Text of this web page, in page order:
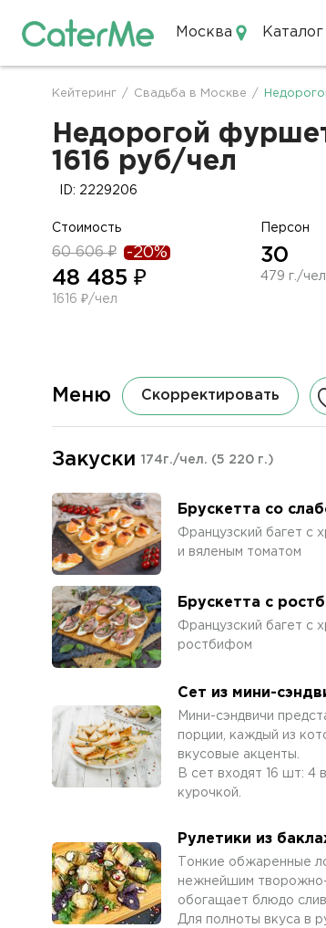
Москва Каталог
Строка
навигации
Кейтеринг / Свадьба в Москве /
Недорогой
1616 руб/чел
ID: 2229206
Стоимость
60 606 ₽ -20%
48 485 ₽
1616 ₽/чел
Персон
30
479 г./чел.
Меню Скорректировать
Закуски 174г./чел. (5 220 г.)
Брускетта со
Французский багет с
и вяленым томатом
Брускетта с
Французский багет с
ростбифом
Сет из мини-
Мини-сэндвичи
порции, каждый из
вкусовые акценты.
В сет входят 16 шт: 4
курочкой.
Рулетики из
Тонкие обжаренные
нежнейшим творожно-
обогащает блюдо
Для полноты вкуса в